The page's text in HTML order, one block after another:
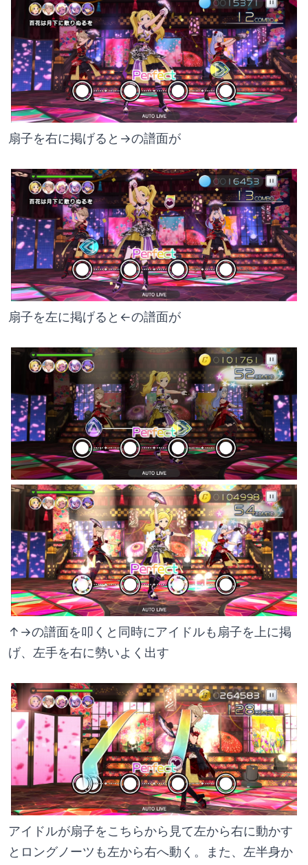
扇子を右に掲げると→の譜面が
扇子を左に掲げると←の譜面が
↑→の譜面を叩くと同時にアイドルも扇子を上に掲
げ、左手を右に勢いよく出す
アイドルが扇子をこちらから見て左から右に動かす
とロングノーツも左から右へ動く。また、左半身か